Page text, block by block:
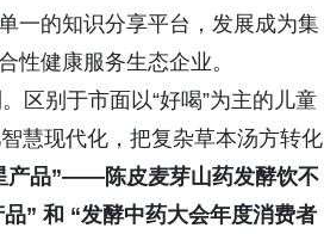
一的知识分享平台，发展成为集
性健康服务生态企业。
区别于市面以“好喝”为主的儿童
慧现代化，把复杂草本汤方转化
产品”——陈皮麦芽山药发酵饮不
” 和 “发酵中药大会年度消费者